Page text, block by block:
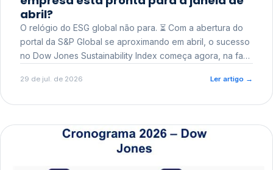
abril?
O relógio do ESG global não para. ⏳ Com a abertura do
portal da S&P Global se aproximando em abril, o sucesso
no Dow Jones Sustainability Index começa agora, na fase
29 de jul. de 2026 Ler artigo →